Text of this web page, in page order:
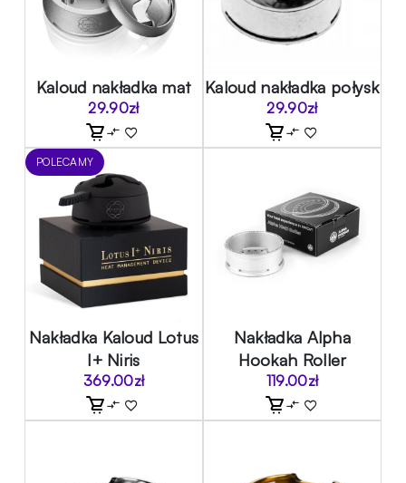
Kaloud nakładka mat
29.90zł
Kaloud nakładka połysk
29.90zł
POLECAMY
Nakładka Kaloud Lotus
I+ Niris
369.00zł
Nakładka Alpha
Hookah Roller
119.00zł